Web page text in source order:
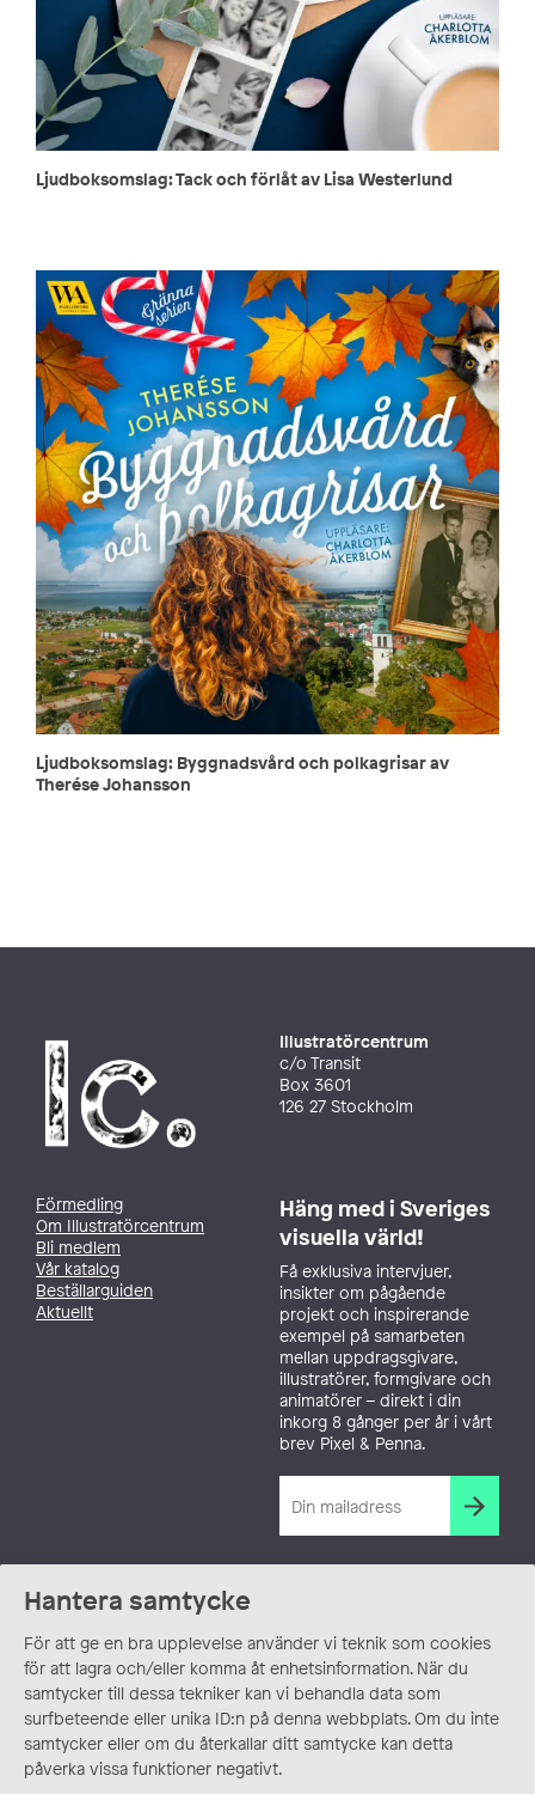
Hantera samtycke
För att ge en bra upplevelse använder vi teknik som cookies
för att lagra och/eller komma åt enhetsinformation. När du
samtycker till dessa tekniker kan vi behandla data som
surfbeteende eller unika ID:n på denna webbplats. Om du inte
samtycker eller om du återkallar ditt samtycke kan detta
påverka vissa funktioner negativt.
Ljudboksomslag: Tack och förlåt av Lisa Westerlund
Ljudboksomslag: Byggnadsvård och polkagrisar av
Therése Johansson
Illustratörcentrum
c/o Transit
Box 3601
126 27 Stockholm
Förmedling
Om Illustratörcentrum
Bli medlem
Vår katalog
Beställarguiden
Aktuellt
Häng med i Sveriges
visuella värld!
Få exklusiva intervjuer,
insikter om pågående
projekt och inspirerande
exempel på samarbeten
mellan uppdragsgivare,
illustratörer, formgivare och
animatörer – direkt i din
inkorg 8 gånger per år i vårt
brev Pixel & Penna.